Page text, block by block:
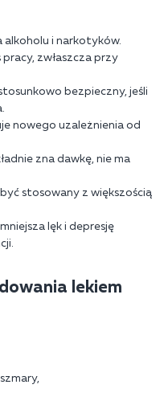
alkoholu i narkotyków.
pracy, zwłaszcza przy
bezpieczny, jeśli
nowego uzależnienia od
zna dawkę, nie ma
stosowany z większością
lęk i depresję
lekiem